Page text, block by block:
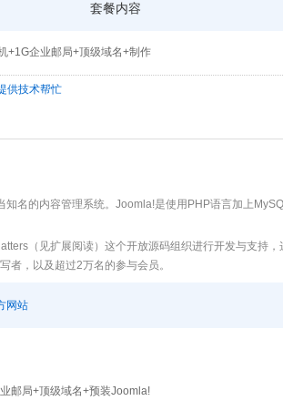
套餐内容
+1G企业邮局+顶级域名+制作
供技术帮忙
知名的内容管理系统。Joomla!是使用PHP语言加上
（见扩展阅读）这个开放源码组织进行开发与支持
者，以及超过2万名的参与会员。
网站
邮局+顶级域名+预装Joomla!